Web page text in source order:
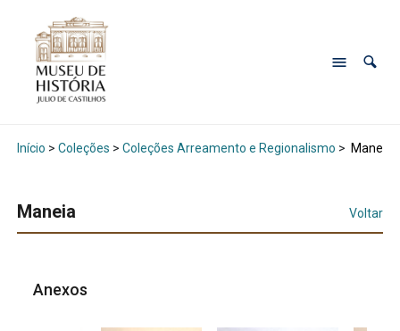
Início > Coleções > Coleções Arreamento e Regionalismo > Maneia
Maneia Voltar
Anexos